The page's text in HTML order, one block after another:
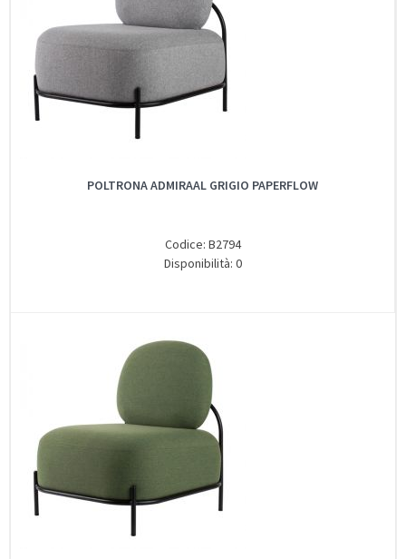
POLTRONA ADMIRAAL GRIGIO PAPERFLOW
Codice: B2794
Disponibilità: 0